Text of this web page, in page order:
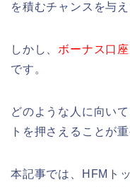
を積むチャンスを与え
しかし、ボーナス口
です。
どのような人に向い
トを押さえることが
本記事では、HFMト